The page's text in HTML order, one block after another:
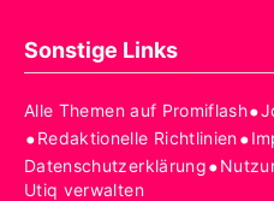
Sonstige Links
Alle Themen auf Promiflash•
•Redaktionelle Richtlinien•
Datenschutzerklärung•
Utiq verwalten